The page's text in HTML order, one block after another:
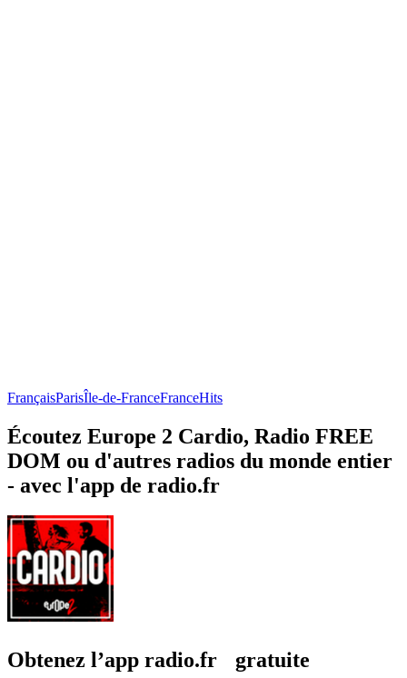
FrançaisParisÎle-de-FranceFranceHits
Écoutez Europe 2 Cardio, Radio FREE
DOM ou d'autres radios du monde entier
- avec l'app de radio.fr
Obtenez l’app radio.fr gratuite